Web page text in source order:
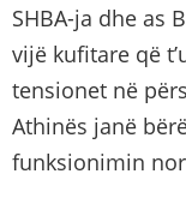
SHBA-ja dhe as
vijë kufitare që
tensionet në
Athinës janë
funksionimin